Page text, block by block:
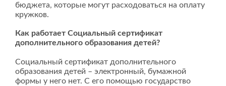
бюджета, которые могут расходоваться на оплату
кружков.
Как работает Социальный сертификат
дополнительного образования детей?
Социальный сертификат дополнительного
образования детей – электронный, бумажной
формы у него нет. С его помощью государство